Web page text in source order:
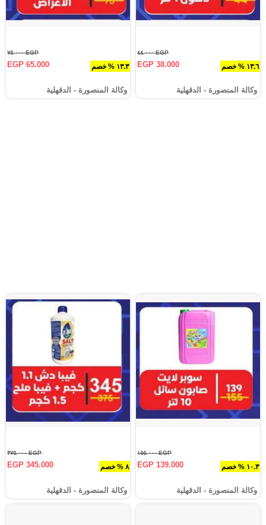
١٣.٦ % خصم
EGP ٤٤.٠٠٠
EGP 38.000
وكالة المنصورة - الدقهلية‎
١٣.٣ % خصم
EGP ٧٥.٠٠٠
EGP 65.000
وكالة المنصورة - الدقهلية‎
١٠.٣ % خصم
EGP ١٥٥.٠٠٠
EGP 139.000
وكالة المنصورة - الدقهلية‎
٨ % خصم
EGP ٣٧٥.٠٠٠
EGP 345.000
وكالة المنصورة - الدقهلية‎